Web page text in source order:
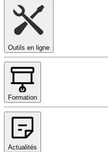
Outils en ligne
Formation
Actualités